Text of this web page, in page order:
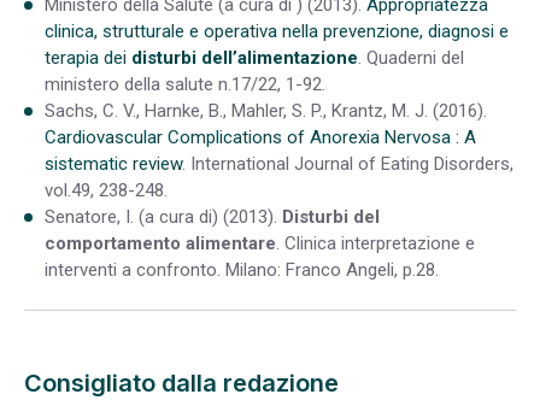
Ministero della Salute (a cura di ) (2013). Appropriatezza
clinica, strutturale e operativa nella prevenzione, diagnosi e
terapia dei disturbi dell’alimentazione. Quaderni del
ministero della salute n.17/22, 1-92.
Sachs, C. V., Harnke, B., Mahler, S. P., Krantz, M. J. (2016).
Cardiovascular Complications of Anorexia Nervosa : A
sistematic review. International Journal of Eating Disorders,
vol.49, 238-248.
Senatore, I. (a cura di) (2013). Disturbi del
comportamento alimentare. Clinica interpretazione e
interventi a confronto. Milano: Franco Angeli, p.28.
Consigliato dalla redazione